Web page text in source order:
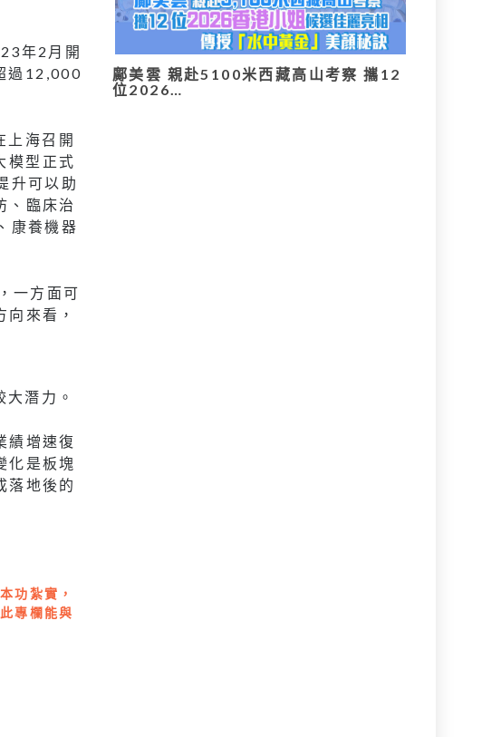
年2月開
過12,000
上海召開
模型正式
升可以助
、臨床治
康養機器
一方面可
來看，
潛力。
績增速復
化是板塊
落地後的
功紮實，
專欄能與
鄺美雲 親赴5100米西藏高山考察 攜12
位2026…